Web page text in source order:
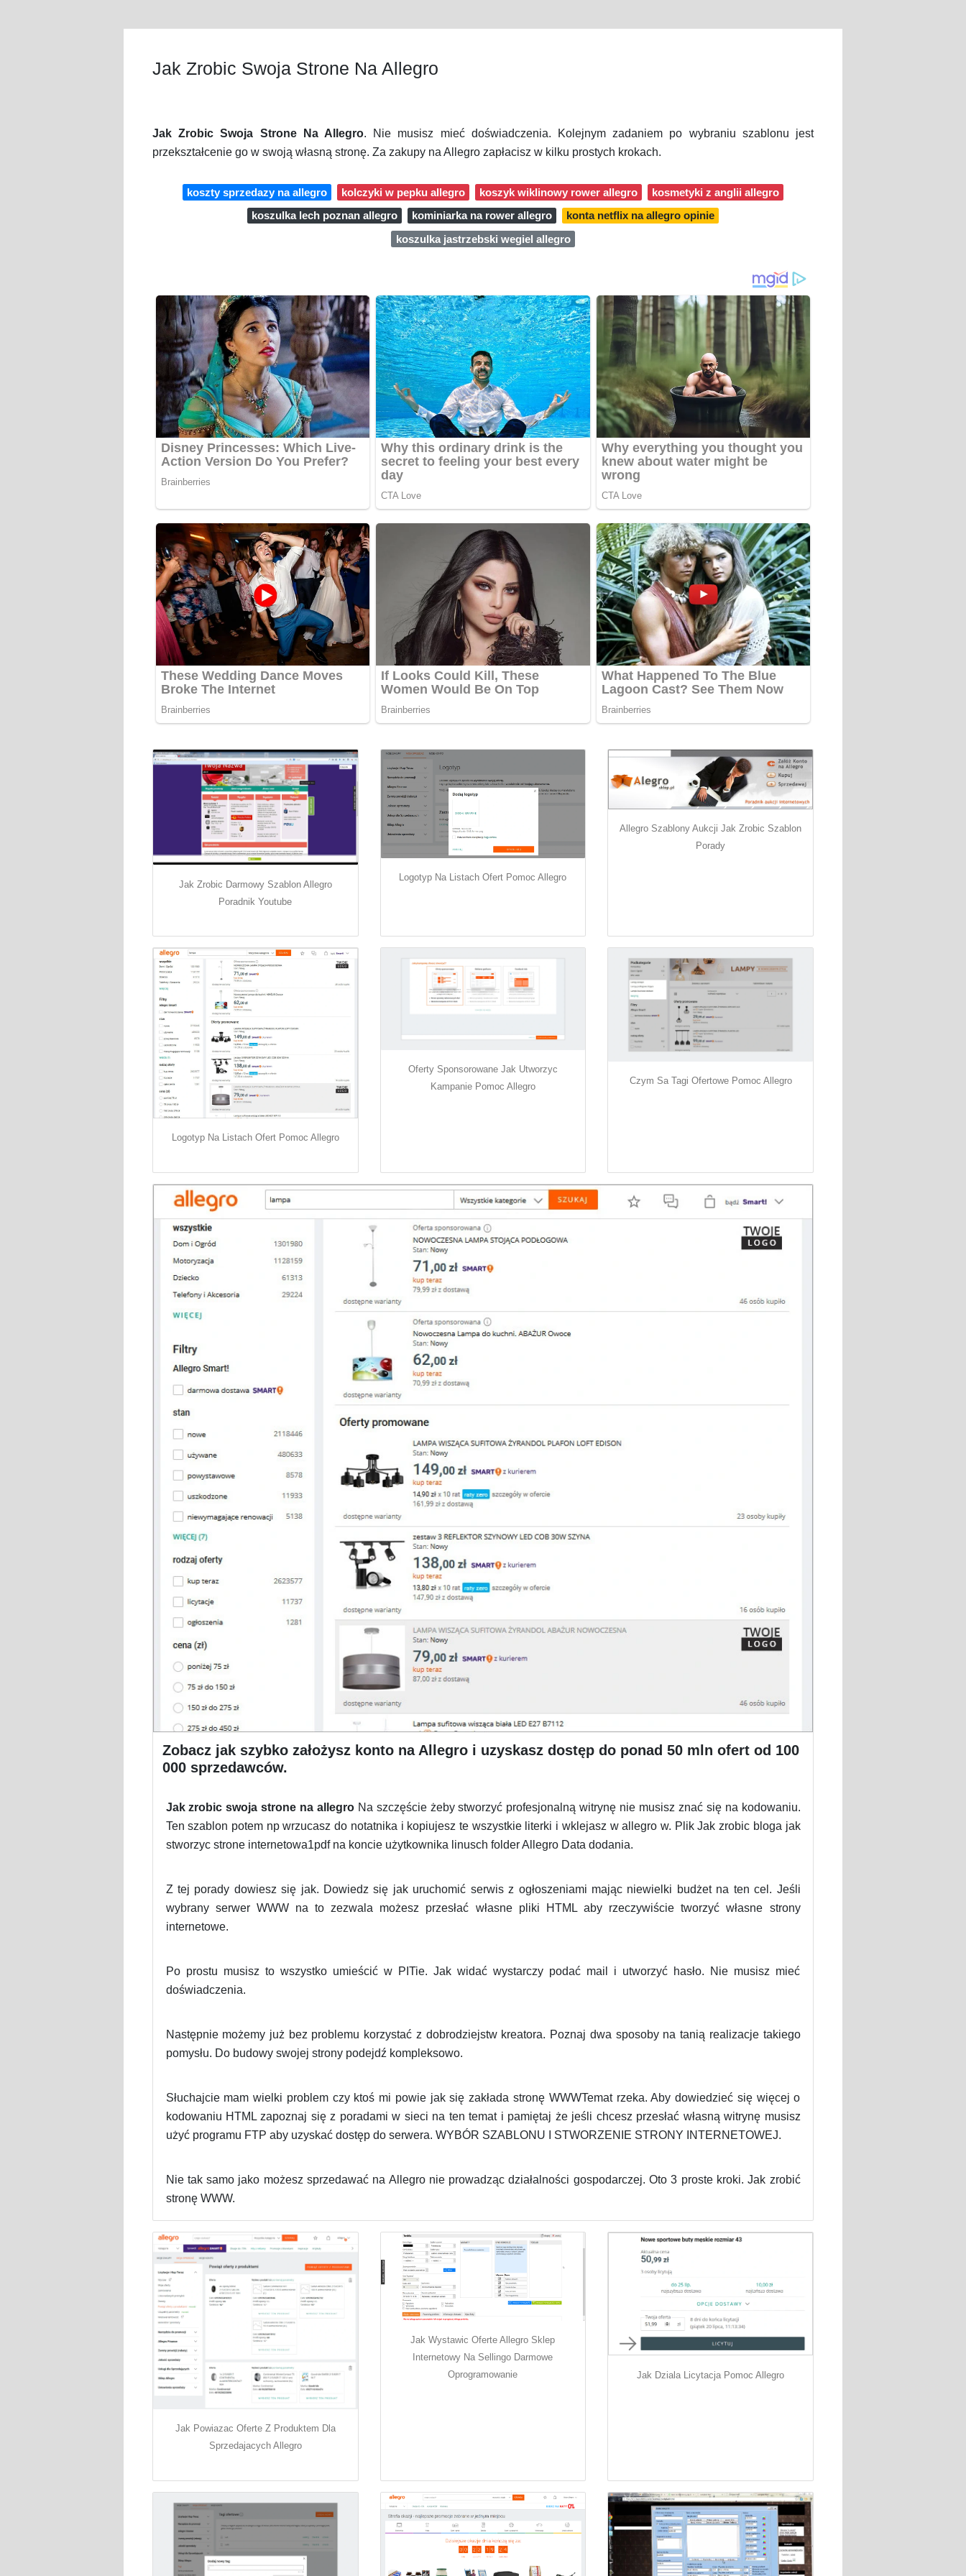
Jak Zrobic Swoja Strone Na Allegro
Jak Zrobic Swoja Strone Na Allegro. Nie musisz mieć doświadczenia. Kolejnym zadaniem po wybraniu szablonu jest
przekształcenie go w swoją własną stronę. Za zakupy na Allegro zapłacisz w kilku prostych krokach.
koszty sprzedazy na allegro kolczyki w pepku allegro koszyk wiklinowy rower allegro
kosmetyki z anglii allegro
koszulka lech poznan allegro
kominiarka na rower allegro
konta netflix na allegro opinie
koszulka jastrzebski wegiel allegro
Jak Zrobic Darmowy Szablon Allegro
Poradnik Youtube
Logotyp Na Listach Ofert Pomoc Allegro
Allegro Szablony Aukcji Jak Zrobic Szablon
Porady
Logotyp Na Listach Ofert Pomoc Allegro
Oferty Sponsorowane Jak Utworzyc
Kampanie Pomoc Allegro
Czym Sa Tagi Ofertowe Pomoc Allegro
Zobacz jak szybko założysz konto na Allegro i uzyskasz dostęp do ponad 50 mln ofert od 100
000 sprzedawców.
Jak zrobic swoja strone na allegroNa szczęście żeby stworzyć profesjonalną witrynę nie musisz znać się na kodowaniu.
Ten szablon potem np wrzucasz do notatnika i kopiujesz te wszystkie literki i wklejasz w allegro w. Plik Jak zrobic bloga jak
stworzyc strone internetowa1pdf na koncie użytkownika linusch folder Allegro Data dodania.
Z tej porady dowiesz się jak. Dowiedz się jak uruchomić serwis z ogłoszeniami mając niewielki budżet na ten cel. Jeśli
wybrany serwer WWW na to zezwala możesz przesłać własne pliki HTML aby rzeczywiście tworzyć własne strony
internetowe.
Po prostu musisz to wszystko umieścić w PITie. Jak widać wystarczy podać mail i utworzyć hasło. Nie musisz mieć
doświadczenia.
Następnie możemy już bez problemu korzystać z dobrodziejstw kreatora. Poznaj dwa sposoby na tanią realizacje takiego
pomysłu. Do budowy swojej strony podejdź kompleksowo.
Słuchajcie mam wielki problem czy ktoś mi powie jak się zakłada stronę WWWTemat rzeka. Aby dowiedzieć się więcej o
kodowaniu HTML zapoznaj się z poradami w sieci na ten temat i pamiętaj że jeśli chcesz przesłać własną witrynę musisz
użyć programu FTP aby uzyskać dostęp do serwera. WYBÓR SZABLONU I STWORZENIE STRONY INTERNETOWEJ.
Nie tak samo jako możesz sprzedawać na Allegro nie prowadząc działalności gospodarczej. Oto 3 proste kroki. Jak zrobić
stronę WWW.
Jak Powiazac Oferte Z Produktem Dla
Sprzedajacych Allegro
Jak Wystawic Oferte Allegro Sklep
Internetowy Na Sellingo Darmowe
Oprogramowanie
Jak Dziala Licytacja Pomoc Allegro